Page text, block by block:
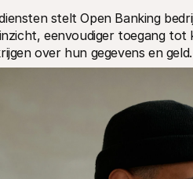
stelt Open Banking
eenvoudiger toegang
over hun gegevens en geld.